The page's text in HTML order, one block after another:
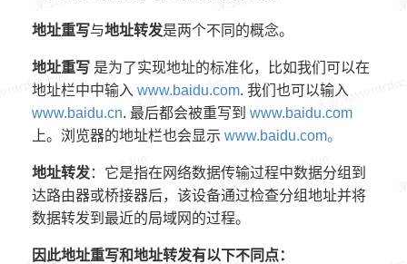
地址重写与地址转发是两个不同的概念。
地址重写 是为了实现地址的标准化，比如我们可以在
地址栏中中输入 www.baidu.com. 我们也可以输入
www.baidu.cn. 最后都会被重写到 www.baidu.com
上。浏览器的地址栏也会显示 www.baidu.com。
地址转发：它是指在网络数据传输过程中数据分组到
达路由器或桥接器后，该设备通过检查分组地址并将
数据转发到最近的局域网的过程。
因此地址重写和地址转发有以下不同点：